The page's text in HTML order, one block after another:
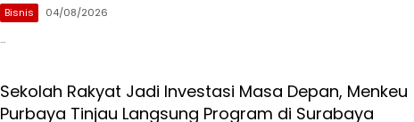
Bisnis 04/08/2026
…
Sekolah Rakyat Jadi Investasi Masa Depan, Menkeu
Purbaya Tinjau Langsung Program di Surabaya